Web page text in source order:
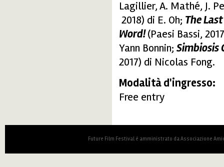
Lagillier, A. Mathé, J.
2018) di E. Oh; The
Word!(Paesi Bassi,
Yann Bonnin; Simbiosis
2017) di Nicolas Fong.
Modalità d'ingresso:
Free entry
Future Film Festival è amministrato da Associazione